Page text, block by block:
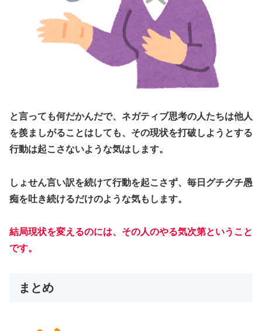
と言っても何だかんだで、ネガティブ思考の人たちは他人
を羨ましがることはしても、その現状を打破しようとする
行動は起こさないような気はします。
しょせん言い訳を続けて行動を起こさず、毎日グチグチ愚
痴を吐き続けるだけのような気もします。
結局現状を変えるのには、その人のやる気次第ということ
です。
まとめ